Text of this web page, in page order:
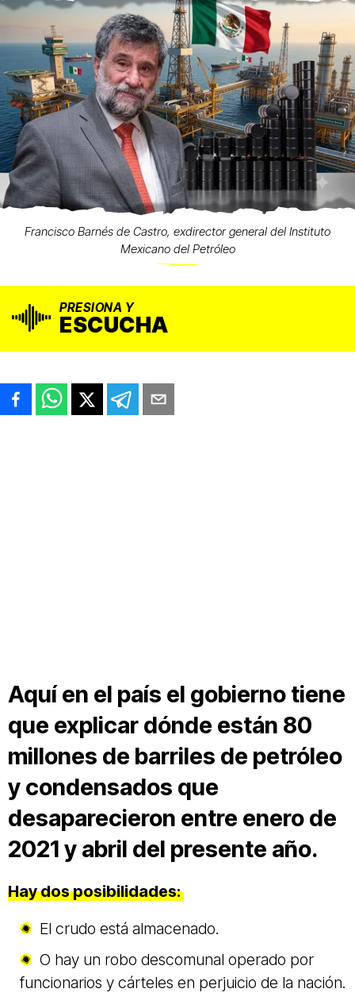
Francisco Barnés de Castro, exdirector general del Instituto
Mexicano del Petróleo
PRESIONA Y
ESCUCHA
Aquí en el país el gobierno tiene
que explicar dónde están 80
millones de barriles de petróleo
y condensados que
desaparecieron entre enero de
2021 y abril del presente año.
Hay dos posibilidades:
El crudo está almacenado.
O hay un robo descomunal operado por
funcionarios y cárteles en perjuicio de la nación.